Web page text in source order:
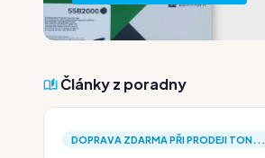
Články z poradny
DOPRAVA ZDARMA PŘI PRODEJI TON...